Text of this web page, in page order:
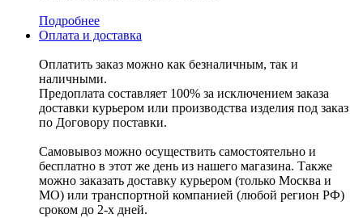
Подробнее
Оплата и доставка
Оплатить заказ можно как безналичным, так и
наличными.
Предоплата составляет 100% за исключением заказа
доставки курьером или производства изделия под заказ
по Договору поставки.
Самовывоз можно осуществить самостоятельно и
бесплатно в этот же день из нашего магазина. Также
можно заказать доставку курьером (только Москва и
МО) или транспортной компанией (любой регион РФ)
сроком до 2-х дней.